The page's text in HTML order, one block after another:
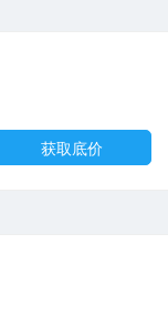
获取底价